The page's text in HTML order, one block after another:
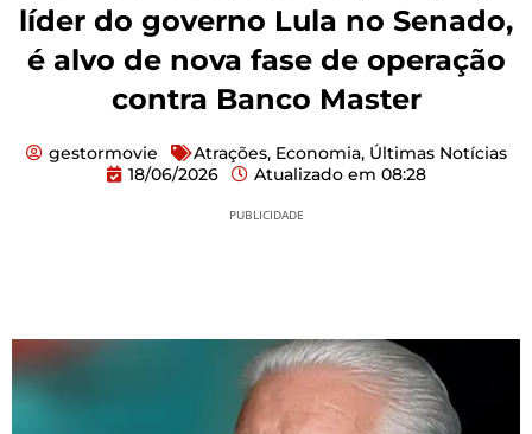
líder do governo Lula no Senado,
é alvo de nova fase de operação
contra Banco Master
gestormovie Atrações, Economia, Últimas Notícias
18/06/2026
Atualizado em 08:28
PUBLICIDADE